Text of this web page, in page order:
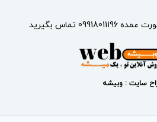
تماس بگیرید
سایت : وبیشه